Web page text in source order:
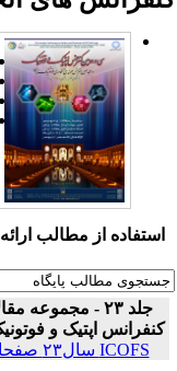
استفاده از مطالب ارائه
جلد ۲۳ - مجموعه
کنفرانس اپتیک و
ICOFS سال۲۳ صفحات ۹۶۰-۹۵۷